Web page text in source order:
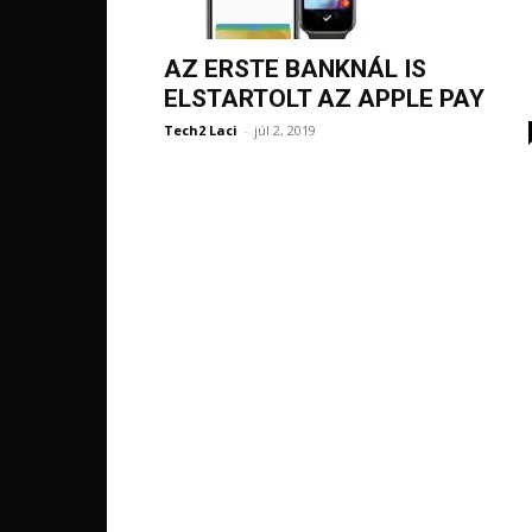
AZ ERSTE BANKNÁL IS
ELSTARTOLT AZ APPLE PAY
Tech2 Laci - júl 2, 2019